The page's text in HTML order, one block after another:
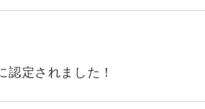
定されました！